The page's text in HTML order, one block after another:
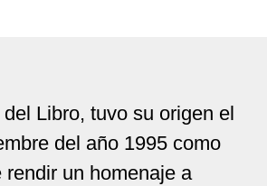
Libro, tuvo su origen el
del año 1995 como
rendir un homenaje a